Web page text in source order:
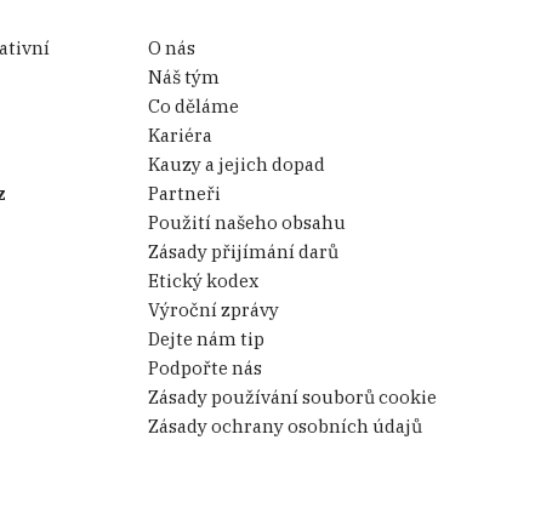
O nás
Náš tým
Co děláme
Kariéra
Kauzy a jejich dopad
Partneři
Použití našeho obsahu
Zásady přijímání darů
Etický kodex
Výroční zprávy
Dejte nám tip
Podpořte nás
Zásady používání souborů cookie
Zásady ochrany osobních údajů